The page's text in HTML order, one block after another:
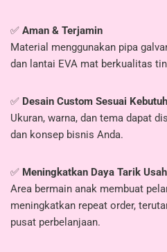
✅ Aman & Terjamin
Material menggunakan pipa
dan lantai EVA mat berkualitas
✅ Desain Custom Sesuai
Ukuran, warna, dan tema dapat
dan konsep bisnis Anda.
✅ Meningkatkan Daya Tarik
Area bermain anak membuat
meningkatkan repeat order,
pusat perbelanjaan.